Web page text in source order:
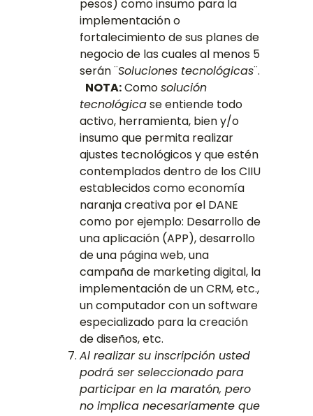
pesos) como insumo para la
implementación o
fortalecimiento de sus planes de
negocio de las cuales al menos 5
serán ¨Soluciones tecnológicas¨.
NOTA:Comosolución
tecnológicase entiende todo
activo, herramienta, bien y/o
insumo que permita realizar
ajustes tecnológicos y que estén
contemplados dentro de los CIIU
establecidos como economía
naranja creativa por el DANE
como por ejemplo: Desarrollo de
una aplicación (APP), desarrollo
de una página web, una
campaña de marketing digital, la
implementación de un CRM, etc.,
un computador con un software
especializado para la creación
de diseños, etc.
Al realizar su inscripción usted
podrá ser seleccionado para
participar en la maratón, pero
no implica necesariamente que